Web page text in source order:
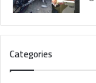
Categories